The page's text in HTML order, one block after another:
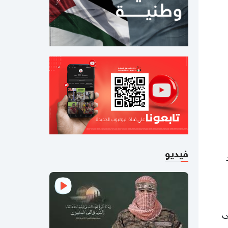
07:52 مساءاً
"حماس": التصعيد الإسرائيلي في غزة
يهدف إلى تعطيل تنفيذ اتفاق وقف النار
تصعيد ويوم دامٍ في غزة .. 18 شهيداً
بينهم 3 أطفال وآخر جَنين في شهره
السادس (شاهد)
12:58 مساءاً
وكالة "فارس": لا اتفاق بشأن إعادة فتح
مضيق هرمز والأخبار المتداولة كاذبة
12:09 مساءاً
وزارة الداخلية في رام الله توضح آلية
إصدار جواز سفر للطلبة في قطاع غزة
11:31 مساءاً
شهيدان ومصابون جراء قصف الاحتلال
فيديو